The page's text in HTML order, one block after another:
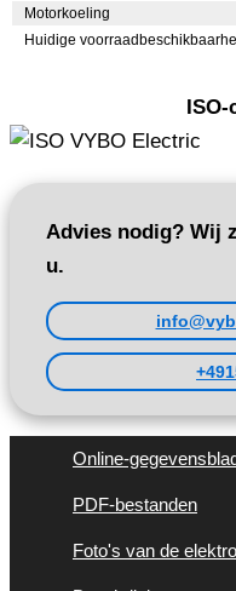
Motorkoeling
Huidige
Advies nodig? Wij
u.
Online-
PDF-bestanden
Foto's van de